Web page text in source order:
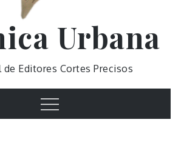
Urbana
de Editores Cortes Precisos
Menu